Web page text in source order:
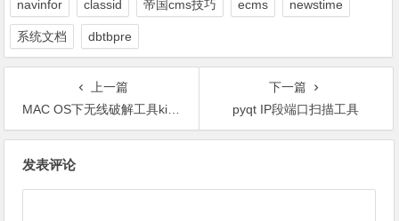
navinfor classid 帝国cms技巧 ecms newstime
系统文档 dbtbpre
上一篇
MAC OS下无线破解工具kisMAC
下一篇
pyqt IP段端口扫描工具
发表评论